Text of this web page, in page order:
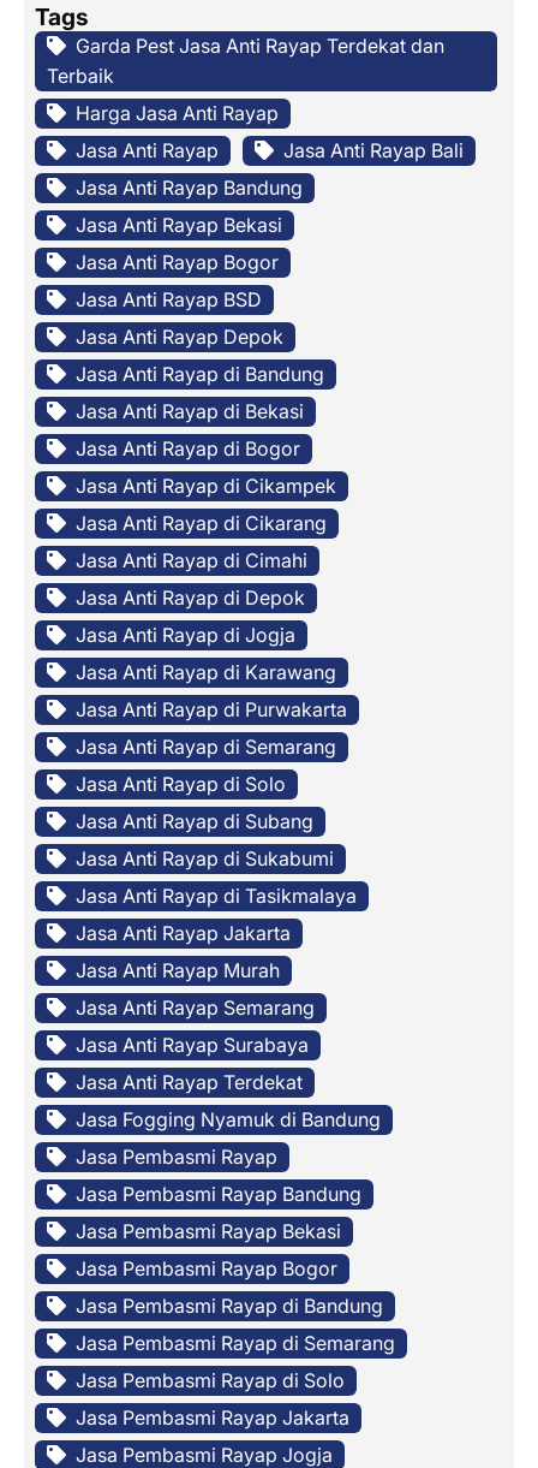
Tags
Garda Pest Jasa Anti Rayap Terdekat dan
Terbaik
Harga Jasa Anti Rayap
Jasa Anti Rayap
Jasa Anti Rayap Bali
Jasa Anti Rayap Bandung
Jasa Anti Rayap Bekasi
Jasa Anti Rayap Bogor
Jasa Anti Rayap BSD
Jasa Anti Rayap Depok
Jasa Anti Rayap di Bandung
Jasa Anti Rayap di Bekasi
Jasa Anti Rayap di Bogor
Jasa Anti Rayap di Cikampek
Jasa Anti Rayap di Cikarang
Jasa Anti Rayap di Cimahi
Jasa Anti Rayap di Depok
Jasa Anti Rayap di Jogja
Jasa Anti Rayap di Karawang
Jasa Anti Rayap di Purwakarta
Jasa Anti Rayap di Semarang
Jasa Anti Rayap di Solo
Jasa Anti Rayap di Subang
Jasa Anti Rayap di Sukabumi
Jasa Anti Rayap di Tasikmalaya
Jasa Anti Rayap Jakarta
Jasa Anti Rayap Murah
Jasa Anti Rayap Semarang
Jasa Anti Rayap Surabaya
Jasa Anti Rayap Terdekat
Jasa Fogging Nyamuk di Bandung
Jasa Pembasmi Rayap
Jasa Pembasmi Rayap Bandung
Jasa Pembasmi Rayap Bekasi
Jasa Pembasmi Rayap Bogor
Jasa Pembasmi Rayap di Bandung
Jasa Pembasmi Rayap di Semarang
Jasa Pembasmi Rayap di Solo
Jasa Pembasmi Rayap Jakarta
Jasa Pembasmi Rayap Jogja